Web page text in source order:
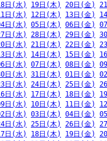
日(水) 19日(木) 20日(金)
日(水) 12日(木) 13日(金)
日(水) 05日(木) 06日(金)
日(水) 28日(木) 29日(金)
日(水) 21日(木) 22日(金)
日(水) 14日(木) 15日(金)
日(水) 07日(木) 08日(金)
日(水) 31日(木) 01日(金)
日(水) 24日(木) 25日(金)
日(水) 17日(木) 18日(金)
日(水) 10日(木) 11日(金)
日(水) 03日(木) 04日(金)
日(水) 25日(木) 26日(金)
日(水) 18日(木) 19日(金)